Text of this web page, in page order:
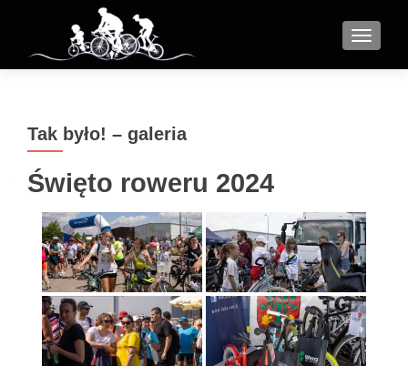
MENU
Tak było! – galeria
Święto roweru 2024